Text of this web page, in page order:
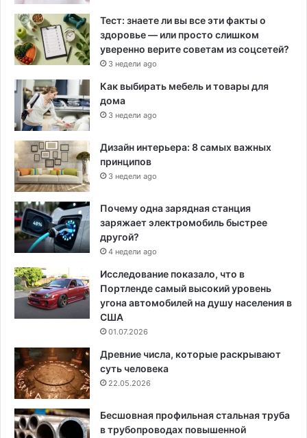
Тест: знаете ли вы все эти факты о
здоровье — или просто слишком
уверенно верите советам из соцсетей?
3 недели ago
Как выбирать мебель и товары для
дома
3 недели ago
Дизайн интерьера: 8 самых важных
принципов
3 недели ago
Почему одна зарядная станция
заряжает электромобиль быстрее
другой?
4 недели ago
Исследование показало, что в
Портленде самый высокий уровень
угона автомобилей на душу населения в
США
01.07.2026
Древние числа, которые раскрывают
суть человека
22.05.2026
Бесшовная профильная стальная труба
в трубопроводах повышенной